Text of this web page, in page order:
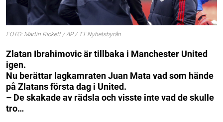
FOTO: Martin Rickett / AP / TT Nyhetsbyrån
Zlatan Ibrahimovic är tillbaka i Manchester United
igen.
Nu berättar lagkamraten Juan Mata vad som hände
på Zlatans första dag i United.
– De skakade av rädsla och visste inte vad de skulle
tro…